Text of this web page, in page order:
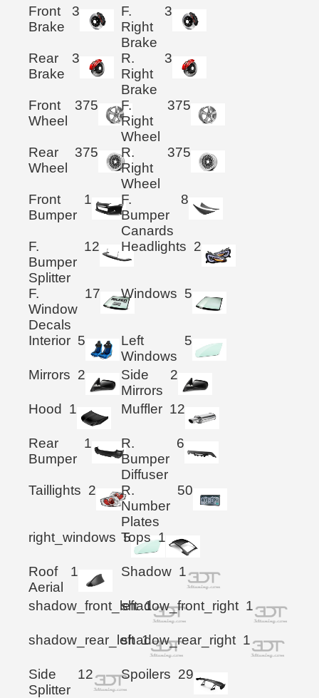
Front
Brake
3
F.
Right
Brake
3
Rear
Brake
3
R.
Right
Brake
3
Front
Wheel
375
F.
Right
Wheel
375
Rear
Wheel
375
R.
Right
Wheel
375
Front
Bumper
1
F.
Bumper
Canards
8
F.
Bumper
Splitter
12 Headlights 2
F.
Window
Decals
17 Windows 5
Interior 5
Left
Windows
5
Mirrors 2
Side
Mirrors
2
Hood 1 Muffler 12
Rear
Bumper
1
R.
Bumper
Diffuser
6
Taillights 2
R.
Number
Plates
50
right_windows 5
Tops 1
Roof
Aerial
1 Shadow 1
shadow_front_left 1
shadow_front_right 1
shadow_rear_left 1
shadow_rear_right 1
Side
Splitter
12 Spoilers 29